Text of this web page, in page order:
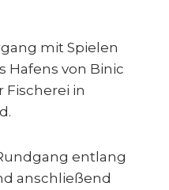
mit Spielen
Hafens von Binic
Fischerei in
entlang
anschließend